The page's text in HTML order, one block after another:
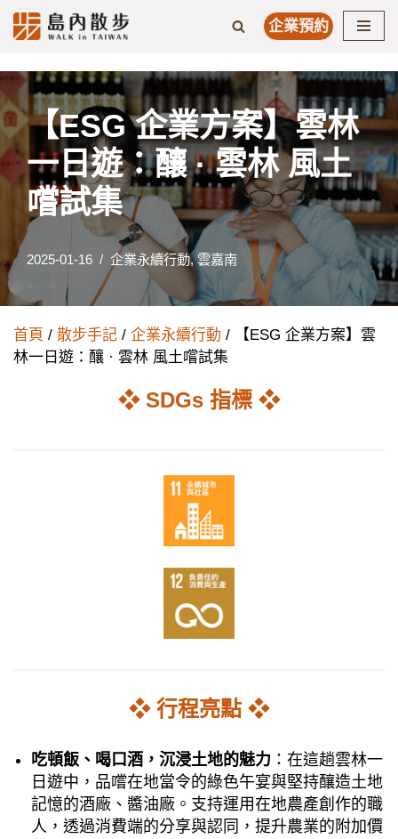
to
content
企業預約
【ESG 企業方案】雲林
一日遊：釀 · 雲林 風土
嚐試集
2025-01-16 企業永續行動,雲嘉南
首頁 / 散步手記 / 企業永續行動 / 【ESG 企業方案】雲
林一日遊：釀 · 雲林 風土嚐試集
❖ SDGs 指標 ❖
❖ 行程亮點 ❖
吃頓飯、喝口酒，沉浸土地的魅力 ：在這趟雲林一
日遊中，品嚐在地當令的綠色午宴與堅持釀造土地
記憶的酒廠、醬油廠。支持運用在地農產創作的職
人，透過消費端的分享與認同，提升農業的附加價